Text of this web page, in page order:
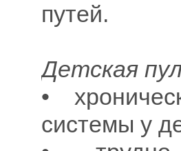
путей.
Детская
•
системы у